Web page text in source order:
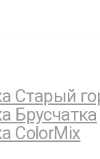
Старый
Брусчатка
ColorMix